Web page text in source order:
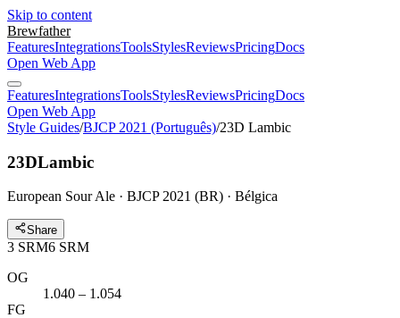
Skip to content
Brewfather
FeaturesIntegrationsToolsStylesReviewsPricingDocs
Open Web App
FeaturesIntegrationsToolsStylesReviewsPricingDocs
Open Web App
Style Guides/BJCP 2021 (Português)/23D Lambic
23DLambic
European Sour Ale · BJCP 2021 (BR) · Bélgica
Share
3 SRM6 SRM
OG
1.040 – 1.054
FG